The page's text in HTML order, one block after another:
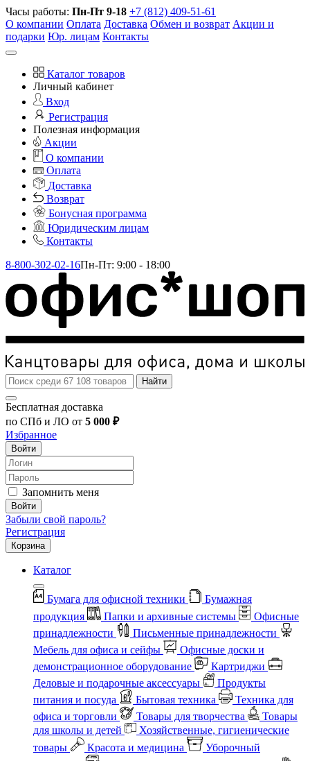
Часы работы: Пн-Пт 9-18 +7 (812) 409-51-61
О компании Оплата Доставка Обмен и возврат Акции и
подарки Юр. лицам Контакты
Каталог товаров
Личный кабинет
Вход
Регистрация
Полезная информация
Акции
О компании
Оплата
Доставка
Возврат
Бонусная программа
Юридическим лицам
Контакты
8-800-302-02-16Пн-Пт: 9:00 - 18:00
Найти
Бесплатная доставка
по СПб и ЛО от 5 000 ₽
Избранное
Войти
Запомнить меня
Войти
Забыли свой пароль?
Регистрация
Корзина
Каталог
Бумага для офисной техники
Бумажная
продукция
Папки и архивные системы
Офисные
принадлежности
Письменные принадлежности
Мебель для офиса и сейфы
Офисные доски и
демонстрационное оборудование
Картриджи
Деловые и подарочные аксессуары
Продукты
питания и посуда
Бытовая техника
Техника для
офиса и торговли
Товары для творчества
Товары
для школы и детей
Хозяйственные, гигиенические
товары
Красота и медицина
Уборочный